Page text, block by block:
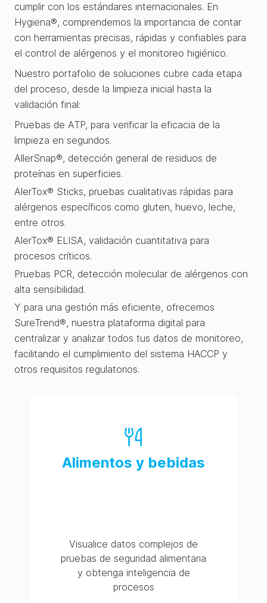
cumplir con los estándares internacionales. En
Hygiena®, comprendemos la importancia de contar
con herramientas precisas, rápidas y confiables para
el control de alérgenos y el monitoreo higiénico.
Nuestro portafolio de soluciones cubre cada etapa
del proceso, desde la limpieza inicial hasta la
validación final:
Pruebas de ATP, para verificar la eficacia de la
limpieza en segundos.
AllerSnap®, detección general de residuos de
proteínas en superficies.
AlerTox® Sticks, pruebas cualitativas rápidas para
alérgenos específicos como gluten, huevo, leche,
entre otros.
AlerTox® ELISA, validación cuantitativa para
procesos críticos.
Pruebas PCR, detección molecular de alérgenos con
alta sensibilidad.
Y para una gestión más eficiente, ofrecemos
SureTrend®, nuestra plataforma digital para
centralizar y analizar todos tus datos de monitoreo,
facilitando el cumplimiento del sistema HACCP y
otros requisitos regulatorios.
Alimentos y bebidas
Visualice datos complejos de
pruebas de seguridad alimentaria
y obtenga inteligencia de
procesos